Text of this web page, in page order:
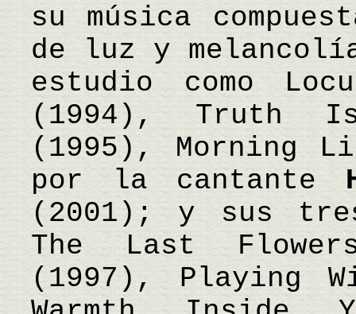
su música
de luz y
estudio como
(1994), Truth
(1995), Morning
por la cantante
(2001); y sus tres
The Last
(1997), Playing